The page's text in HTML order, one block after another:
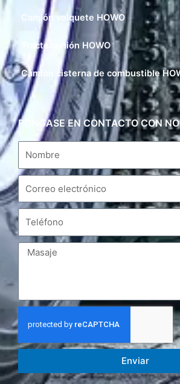
Camión volquete HOWO
Tractocamión HOWO
Camión cisterna de combustible
PÓNGASE EN CONTACTO CON
Enviar